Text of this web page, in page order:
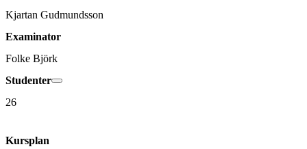
Kjartan Gudmundsson
Examinator
Folke Björk
Studenter
26
Kursplan